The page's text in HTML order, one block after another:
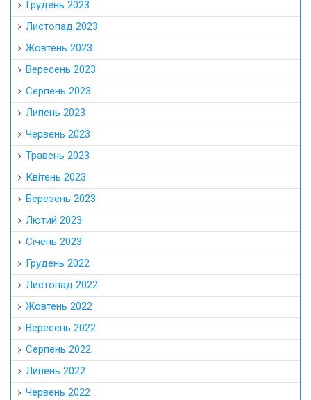
Грудень 2023
Листопад 2023
Жовтень 2023
Вересень 2023
Серпень 2023
Липень 2023
Червень 2023
Травень 2023
Квітень 2023
Березень 2023
Лютий 2023
Січень 2023
Грудень 2022
Листопад 2022
Жовтень 2022
Вересень 2022
Серпень 2022
Липень 2022
Червень 2022